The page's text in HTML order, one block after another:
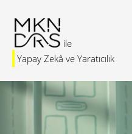
Yapay Zekâ ve Yaratıcılık